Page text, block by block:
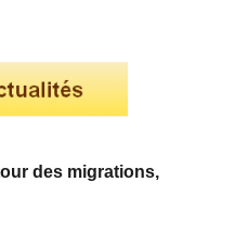
des migrations,